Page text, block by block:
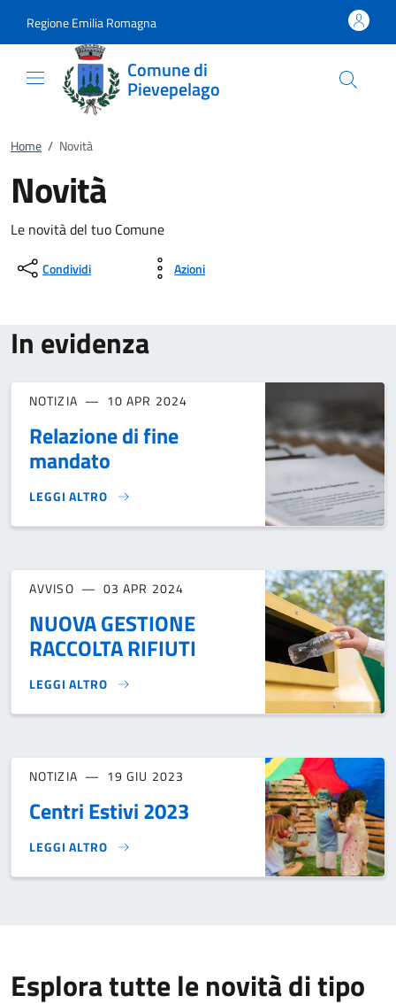
Regione Emilia Romagna
Comune di
Pievepelago
Home / Novità
Novità
Le novità del tuo Comune
Condividi Azioni
In evidenza
NOTIZIA 10 APR 2024
Relazione di fine
mandato
LEGGI ALTRO
RELAZIONE DI FINE MANDATO}
AVVISO 03 APR 2024
NUOVA GESTIONE
RACCOLTA RIFIUTI
LEGGI ALTRO
NUOVA GESTIONE RACCOLTA RIFIUTI}
NOTIZIA 19 GIU 2023
Centri Estivi 2023
LEGGI ALTRO
CENTRI ESTIVI 2023}
Esplora tutte le novità di tipo